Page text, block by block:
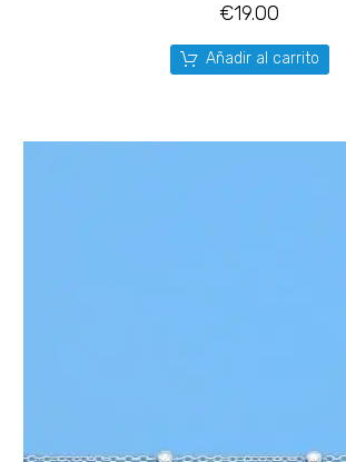
€19.00
Añadir al carrito